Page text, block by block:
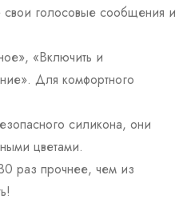
свои голосовые сообщения и
«Включить и
Для комфортного
силикона, они
цветами.
раз прочнее, чем из